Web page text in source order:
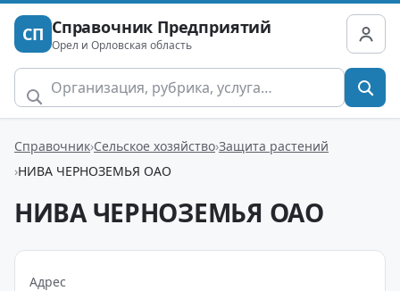
СП Справочник Предприятий
Орел и Орловская область
Справочник Сельское хозяйство Защита растений
НИВА ЧЕРНОЗЕМЬЯ ОАО
НИВА ЧЕРНОЗЕМЬЯ ОАО
Адрес